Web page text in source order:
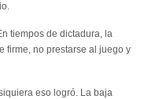
tiempos de dictadura, la
firme, no prestarse al juego y
eso logró. La baja